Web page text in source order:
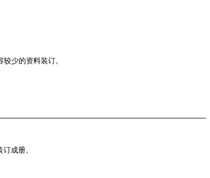
少的资料装订。
成册。